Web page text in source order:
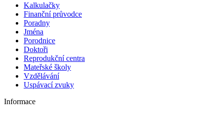
Kalkulačky
Finanční průvodce
Poradny
Jména
Porodnice
Doktoři
Reprodukční centra
Mateřské školy
Vzdělávání
Uspávací zvuky
Informace